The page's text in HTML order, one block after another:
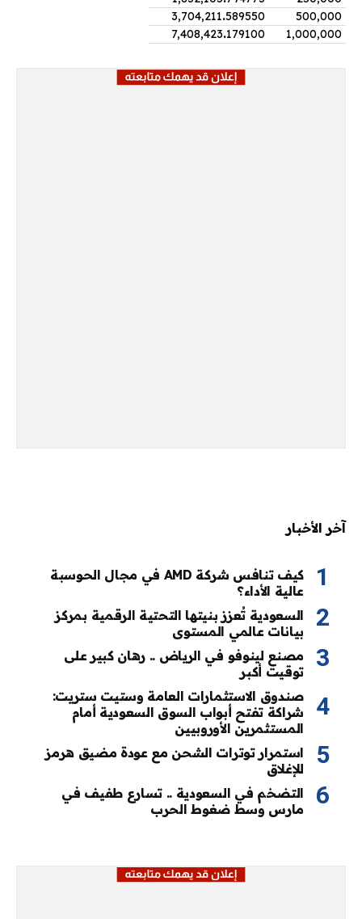
500,000
3,704,211.589550
1,000,000
7,408,423.179100
آخر الأخبار
كيف تنافس شركة AMD في مجال الحوسبة
عالية الأداء؟
السعودية تُعزز بنيتها التحتية الرقمية بمركز
بيانات عالمي المستوى
مصنع لينوفو في الرياض .. رهان كبير على
توقيت أكبر
صندوق الاستثمارات العامة وستيت ستريت:
شراكة تفتح أبواب السوق السعودية أمام
المستثمرين الأوروبيين
استمرار توترات الشحن مع عودة مضيق هرمز
للإغلاق
التضخم في السعودية .. تسارع طفيف في
مارس وسط ضغوط الحرب